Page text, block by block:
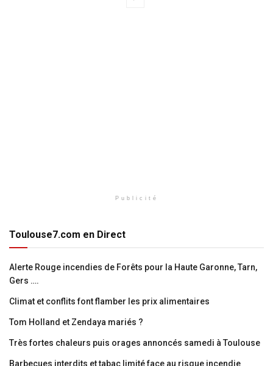
Publicité
Toulouse7.com en Direct
Alerte Rouge incendies de Forêts pour la Haute Garonne, Tarn,
Gers ….
Climat et conflits font flamber les prix alimentaires
Tom Holland et Zendaya mariés ?
Très fortes chaleurs puis orages annoncés samedi à Toulouse
Barbecues interdits et tabac limité face au risque incendie